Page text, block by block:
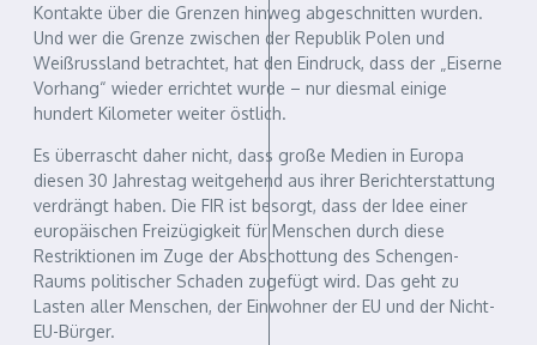
Kontakte über die Grenzen hinweg abgeschnitten wurden.
Und wer die Grenze zwischen der Republik Polen und
Weißrussland betrachtet, hat den Eindruck, dass der „Eiserne
Vorhang“ wieder errichtet wurde – nur diesmal einige
hundert Kilometer weiter östlich.
Es überrascht daher nicht, dass große Medien in Europa
diesen 30 Jahrestag weitgehend aus ihrer Berichterstattung
verdrängt haben. Die FIR ist besorgt, dass der Idee einer
europäischen Freizügigkeit für Menschen durch diese
Restriktionen im Zuge der Abschottung des Schengen-
Raums politischer Schaden zugefügt wird. Das geht zu
Lasten aller Menschen, der Einwohner der EU und der Nicht-
EU-Bürger.